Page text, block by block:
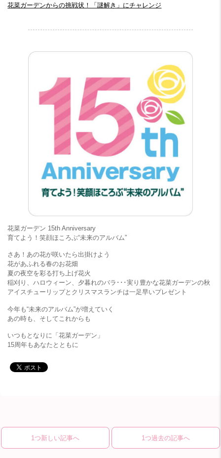
花菜ガーデンからの挑戦状！「謎解き」にチャレンジ
花菜ガーデン 15th Anniversary
育てよう！笑顔ほころぶ“未来のアルバム”
さあ！あの花が咲いたら出掛けよう
花があふれる春のお花畑
夏の夜空を彩る打ち上げ花火
稲刈り、ハロウィーン、夕暮れのバラ･･･実り豊かな花菜ガーデンの秋
アイスチューリップとクリスマスランチは一足早いプレゼント
今年も“未来のアルバム”が増えていく
あの時も、そしてこれからも
いつもとなりに「花菜ガーデン」
15周年もあなたとともに
1つ新しい記事へ 1つ過去の記事へ